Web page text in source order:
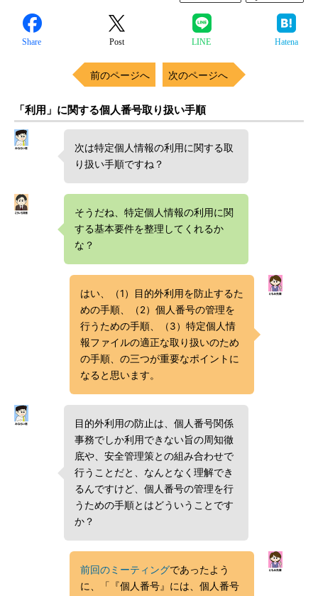
Share Post LINE Hatena
前のページへ 次のページへ
「利用」に関する個人番号取り扱い手順
次は特定個人情報の利用に関する取
り扱い手順ですね？
そうだね、特定個人情報の利用に関
する基本要件を整理してくれるか
な？
はい、（1）目的外利用を防止するた
めの手順、（2）個人番号の管理を
行うための手順、（3）特定個人情
報ファイルの適正な取り扱いのため
の手順、の三つが重要なポイントに
なると思います。
目的外利用の防止は、個人番号関係
事務でしか利用できない旨の周知徹
底や、安全管理策との組み合わせで
行うことだと、なんとなく理解でき
るんですけど、個人番号の管理を行
うための手順とはどういうことです
か？
前回のミーティングであったよう
に、「『個人番号』には、個人番号